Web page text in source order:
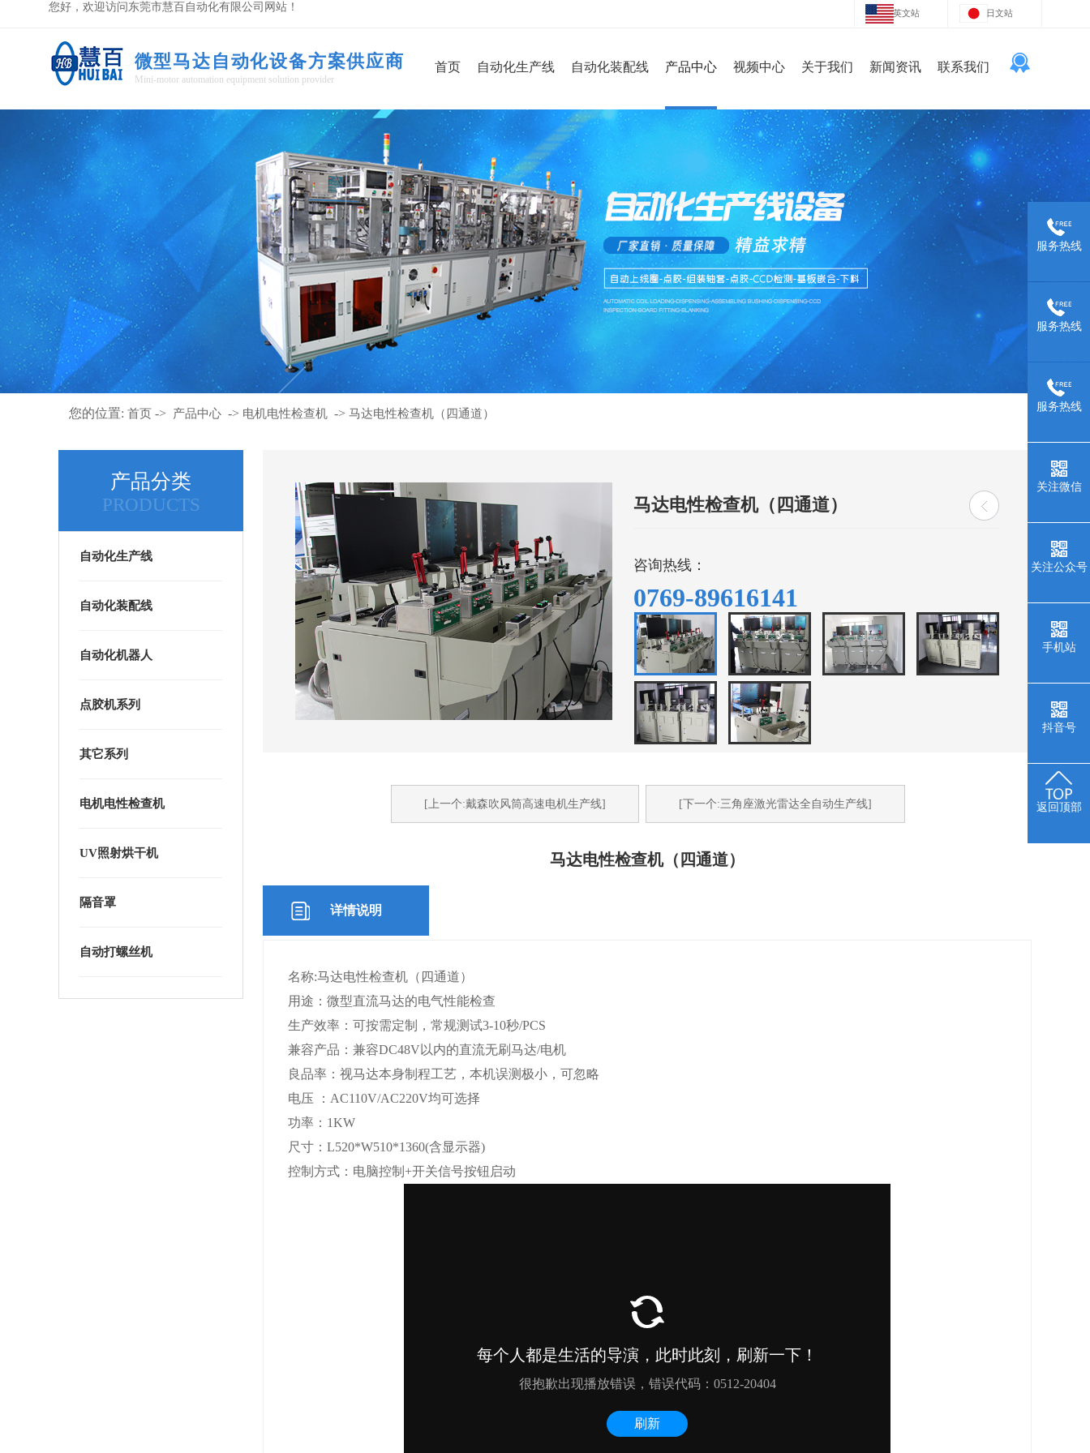
您好，欢迎访问东莞市慧百自动化有限公司网站！ 英文站 日文站
微型马达自动化设备方案供应商
Mini-motor automation equipment solution provider
首页 自动化生产线 自动化装配线 产品中心 视频中心 关于我们 新闻资讯 联系我们
您的位置: 首页-> 产品中心-> 电机电性检查机-> 马达电性检查机（四通道）
产品分类
PRODUCTS
自动化生产线
自动化装配线
自动化机器人
点胶机系列
其它系列
电机电性检查机
UV照射烘干机
隔音罩
自动打螺丝机
马达电性检查机（四通道）
咨询热线：
0769-89616141
[上一个:戴森吹风筒高速电机生产线] [下一个:三角座激光雷达全自动生产线]
马达电性检查机（四通道）
详情说明
名称:马达电性检查机（四通道）
用途：微型直流马达的电气性能检查
生产效率：可按需定制，常规测试3-10秒/PCS
兼容产品：兼容DC48V以内的直流无刷马达/电机
良品率：视马达本身制程工艺，本机误测极小，可忽略
电压 ：AC110V/AC220V均可选择
功率：1KW
尺寸：L520*W510*1360(含显示器)
控制方式：电脑控制+开关信号按钮启动
服务热线
服务热线
服务热线
关注微信
关注公众号
手机站
抖音号
返回顶部